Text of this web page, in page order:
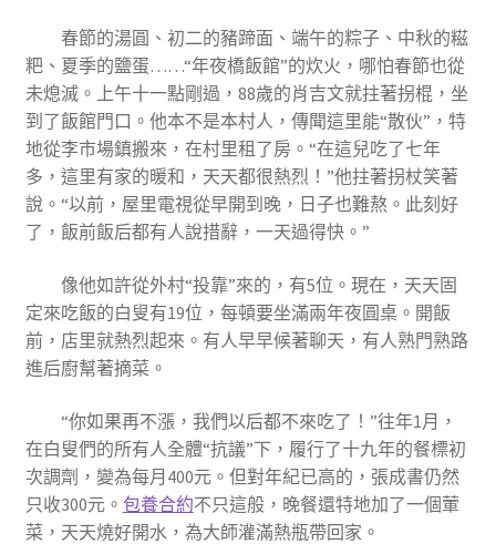
春節的湯圓、初二的豬蹄面、端午的粽子、中秋的糍
粑、夏季的鹽蛋……“年夜橋飯館”的炊火，哪怕春節也從
未熄滅。上午十一點剛過，88歲的肖吉文就拄著拐棍，坐
到了飯館門口。他本不是本村人，傳聞這里能“散伙”，特
地從李市場鎮搬來，在村里租了房。“在這兒吃了七年
多，這里有家的暖和，天天都很熱烈！”他拄著拐杖笑著
說。“以前，屋里電視從早開到晚，日子也難熬。此刻好
了，飯前飯后都有人說措辭，一天過得快。”
像他如許從外村“投靠”來的，有5位。現在，天天固
定來吃飯的白叟有19位，每頓要坐滿兩年夜圓桌。開飯
前，店里就熱烈起來。有人早早候著聊天，有人熟門熟路
進后廚幫著摘菜。
“你如果再不漲，我們以后都不來吃了！”往年1月，
在白叟們的所有人全體“抗議”下，履行了十九年的餐標初
次調劑，變為每月400元。但對年紀已高的，張成書仍然
只收300元。 包養合約不只這般，晚餐還特地加了一個葷
菜，天天燒好開水，為大師灌滿熱瓶帶回家。